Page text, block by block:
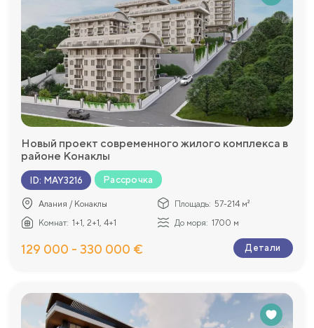
Новый проект современного жилого комплекса в
районе Конаклы
ID: MAY3216 Рассрочка
Алания / Конаклы Площадь: 57-214 м²
Комнат: 1+1, 2+1, 4+1 До моря: 1700 м
129 000 - 330 000 € Детали